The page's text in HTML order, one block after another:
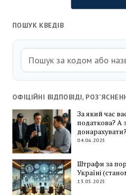
ПОШУК КВЕДІВ
ОФІЦІЙНІ ВІДПОВІДІ,
За який час
податкова? А
04.06.2025
Штрафи за
Україні
13.05.2025